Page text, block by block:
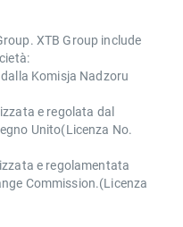
XTB Group include
Komisja Nadzoru
e regolata dal
Unito(Licenza No.
e regolamentata
Commission.(Licenza